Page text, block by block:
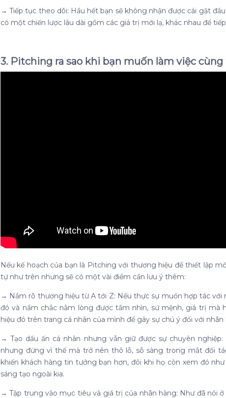
→Tiếp tục theo dõi: Hầu hết bạn sẽ không nhận được cái gật
có một chiến lược lâu dài gồm các giá trị mới lạ, khác nhau để
3. Pitching ra sao khi bạn muốn làm việc
Nếu kế hoạch của bạn là Pitching với thương hiệu để thiết lập
tự như trên nhưng sẽ có một vài điểm cần lưu ý thêm:
→ Nắm rõ thương hiệu từ A tới Z: Nếu thực sự muốn hợp tác
đó và nắm chắc nằm lòng được tầm nhìn, sứ mệnh, giá trị mà
hiệu đó trên trang cá nhân của mình để gây sự chú ý đối với
→Tạo dấu ấn cá nhân nhưng vẫn giữ được sự chuyên
nhưng đừng vì thế mà trở nên thô lỗ, sỗ sàng trong mắt đối
khiến khách hàng tin tưởng bạn hơn, đôi khi họ còn xem đó
sáng tạo ngoài kia.
→Tập trung vào mục tiêu và giá trị của nhãn hàng: Như đã nói